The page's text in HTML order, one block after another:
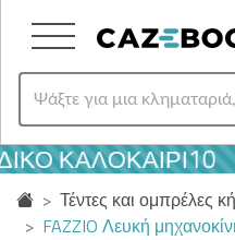
ΚΑΛΟΚΑΙΡΙ10
Τέντες και ομπρέλες
FAZZIO Λευκή